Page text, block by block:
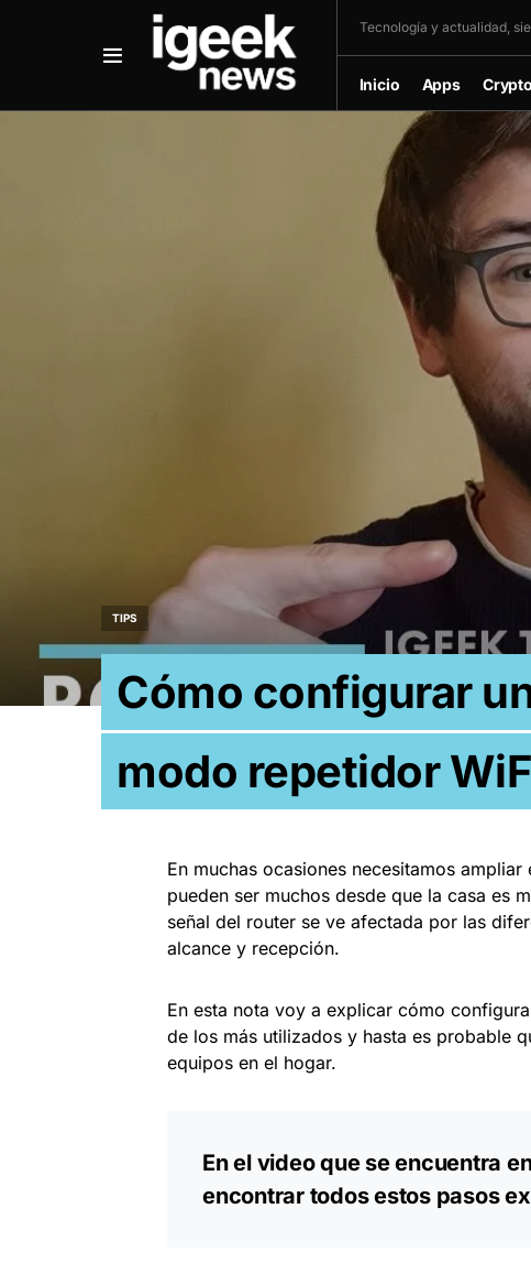
Tecnología y actualidad,
Inicio Apps Crypto
TIPS
Cómo configurar
modo repetidor
En muchas ocasiones necesitamos
pueden ser muchos desde que la casa es
señal del router se ve afectada por las
alcance y recepción.
En esta nota voy a explicar cómo
de los más utilizados y hasta es probable
equipos en el hogar.
En el video que se encuentra
encontrar todos estos pasos